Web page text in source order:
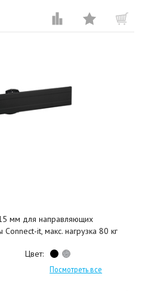
мм для направляющих
it, макс. нагрузка 80 кг
Цвет:
Посмотреть все